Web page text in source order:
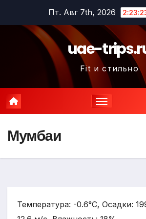
содержимому
Пт. Авг 7th, 2026
uae-
Fit и стильно
Мумбаи
Температура: -0.6°C, Осадки: